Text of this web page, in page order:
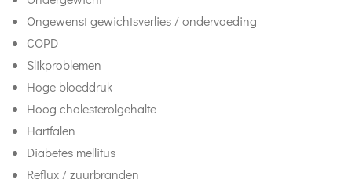
Ongewenst gewichtsverlies / ondervoeding
COPD
Slikproblemen
Hoge bloeddruk
Hoog cholesterolgehalte
Hartfalen
Diabetes mellitus
Reflux / zuurbranden